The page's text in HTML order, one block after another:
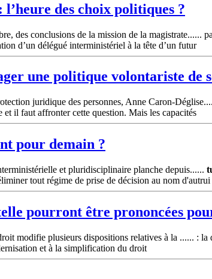
des choix politiques ?
des conclusions de la mission de la magistrate......
d’un délégué interministériel à la tête d’un futur
une politique volontariste de
juridique des personnes, Anne Caron-
il faut affronter cette question. Mais les capacités
pour demain ?
et pluridisciplinaire planche depuis......
tout régime de prise de décision au nom d'autrui
pourront être prononcées
modifie plusieurs dispositions relatives à la ...... : la
et à la simplification du droit